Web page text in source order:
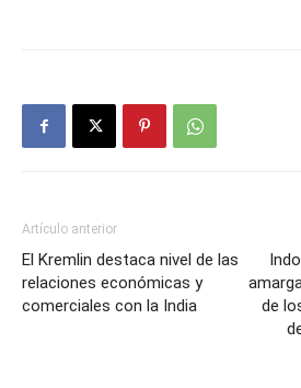
Artículo anterior
El Kremlin destaca nivel de las
relaciones económicas y
comerciales con la India
de